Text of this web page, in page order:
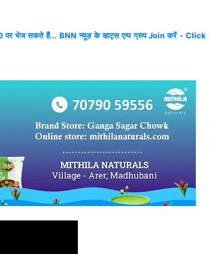
पर भेज सकते हैं... BNN न्यूज़ के व्हाट्स एप्प ग्रुप Join करें - Click